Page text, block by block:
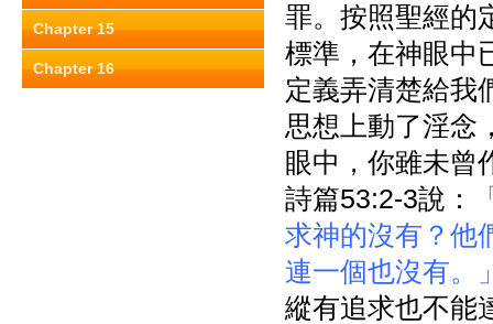
Chapter 15
Chapter 16
罪。按照聖經的
標準，在神眼中
定義弄清楚給我
思想上動了淫念
眼中，你雖未曾
詩篇53:2-3說：
求神的沒有？他
連一個也沒有。
縱有追求也不能